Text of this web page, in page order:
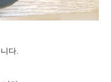
다.